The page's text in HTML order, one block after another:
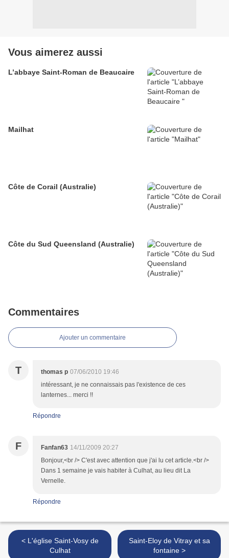
Vous aimerez aussi
L’abbaye Saint-Roman de Beaucaire
Mailhat
Côte de Corail (Australie)
Côte du Sud Queensland (Australie)
Commentaires
Ajouter un commentaire
T thomas p 07/06/2010 19:46
intéressant, je ne connaissais pas l'existence de ces
lanternes... merci !!
Répondre
F Fanfan63 14/11/2009 20:27
Bonjour,<br /> C'est avec attention que j'ai lu cet article.<br />
Dans 1 semaine je vais habiter à Culhat, au lieu dit La
Vernelle.
Répondre
< L'église Saint-Vosy de
Culhat
Saint-Eloy de Vitray et sa
fontaine >